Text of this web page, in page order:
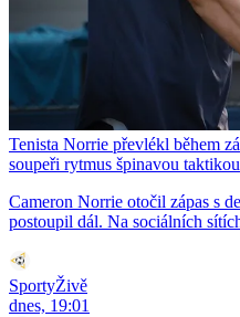
Tenista Norrie převlékl během
soupeři rytmus špinavou taktikou
Cameron Norrie otočil zápas s
postoupil dál. Na sociálních
SportyŽivě
dnes, 19:01